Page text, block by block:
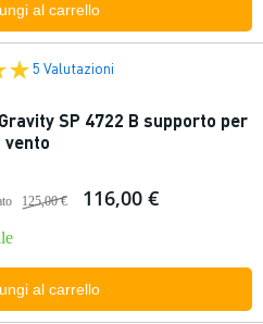
al carrello
5 Valutazioni
SP 4722 B supporto per
125,00 € 116,00 €
al carrello